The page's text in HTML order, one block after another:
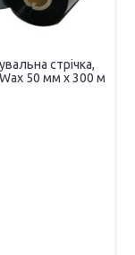
стрічка,
50 мм х 300 м